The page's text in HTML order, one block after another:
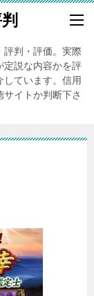
評判・評価。実際
定説な内容かを評
ています。信用
イトか判断下さ